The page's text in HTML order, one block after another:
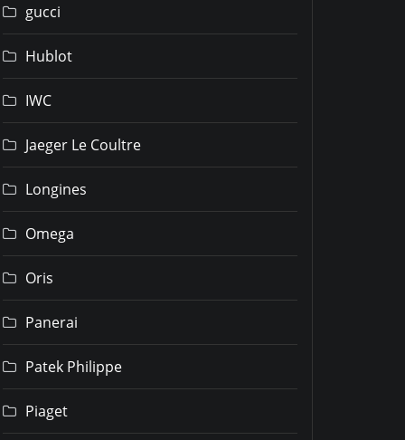
gucci
Hublot
IWC
Jaeger Le Coultre
Longines
Omega
Oris
Panerai
Patek Philippe
Piaget